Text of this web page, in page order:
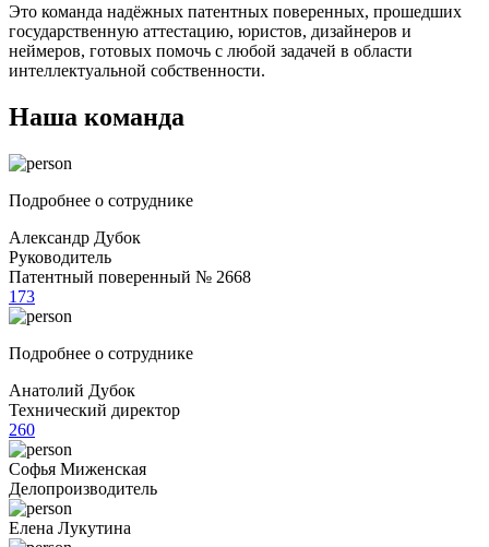
Это команда надёжных патентных поверенных, прошедших
государственную аттестацию, юристов, дизайнеров и
неймеров, готовых помочь с любой задачей в области
интеллектуальной собственности.
Наша команда
Подробнее о сотруднике
Александр Дубок
Руководитель
Патентный поверенный № 2668
173
Подробнее о сотруднике
Анатолий Дубок
Технический директор
260
Софья Миженская
Делопроизводитель
Елена Лукутина